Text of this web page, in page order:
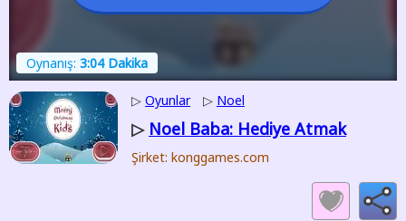
Oynanış: 3:04 Dakika
▷ Oyunlar ▷ Noel
▷ Noel Baba: Hediye Atmak
Şirket: konggames.com